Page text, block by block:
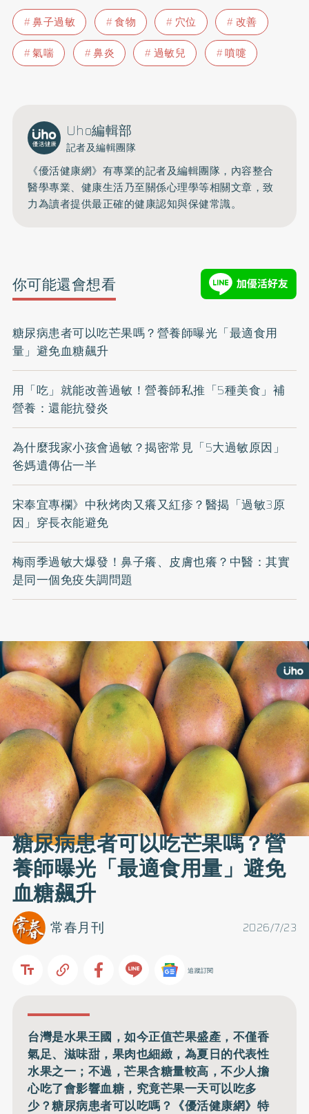
鼻子過敏 食物 穴位
改善
氣喘
鼻炎 過敏兒 噴嚏
Uho編輯部
記者及編輯團隊
《優活健康網》有專業的記者及編輯團隊，內容整合
醫學專業、健康生活乃至關係心理學等相關文章，致
力為讀者提供最正確的健康認知與保健常識。
你可能還會想看
糖尿病患者可以吃芒果嗎？營養師曝光「最適食用
量」避免血糖飆升
用「吃」就能改善過敏！營養師私推「5種美食」補
營養：還能抗發炎
為什麼我家小孩會過敏？揭密常見「5大過敏原因」
爸媽遺傳佔一半
宋奉宜專欄》中秋烤肉又癢又紅疹？醫揭「過敏3原
因」穿長衣能避免
梅雨季過敏大爆發！鼻子癢、皮膚也癢？中醫：其實
是同一個免疫失調問題
糖尿病患者可以吃芒果嗎？營
養師曝光「最適食用量」避免
血糖飆升
2026/7/23
常春月刊
追蹤訂閱
台灣是水果王國，如今正值芒果盛產，不僅香
氣足、滋味甜，果肉也細緻，為夏日的代表性
水果之一；不過，芒果含糖量較高，不少人擔
心吃了會影響血糖，究竟芒果一天可以吃多
少？糖尿病患者可以吃嗎？《優活健康網》特